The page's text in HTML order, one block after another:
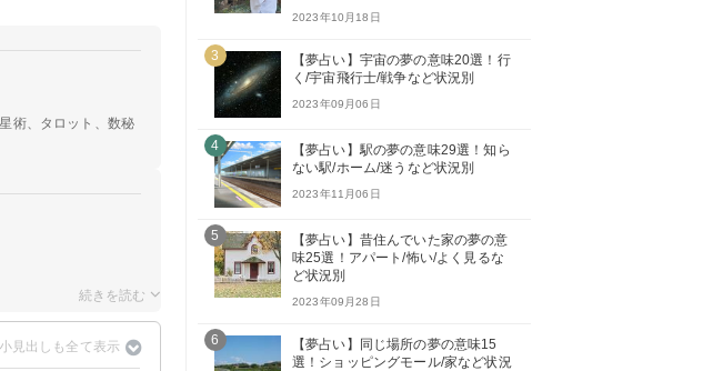
術、タロット、数秘
2023年10月18日
3
【夢占い】宇宙の夢の意味20選！行
く/宇宙飛行士/戦争など状況別
2023年09月06日
4
【夢占い】駅の夢の意味29選！知ら
ない駅/ホーム/迷うなど状況別
2023年11月06日
5
【夢占い】昔住んでいた家の夢の意
味25選！アパート/怖い/よく見るな
ど状況別
2023年09月28日
6
【夢占い】同じ場所の夢の意味15
選！ショッピングモール/家など状況